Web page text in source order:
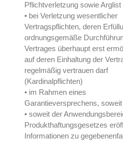
Pflichtverletzung sowie Arglist
• bei Verletzung wesentlicher
Vertragspflichten, deren
ordnungsgemäße
Vertrages überhaupt erst
auf deren Einhaltung der
regelmäßig vertrauen darf
(Kardinalpflichten)
• im Rahmen eines
Garantieversprechens,
• soweit der
Produkthaftungsgesetzes
Informationen zu